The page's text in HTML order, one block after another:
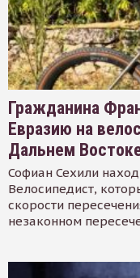
Гражданина
Евразию на
Дальнем
Софиан Сехили
Велосипедист,
скорости
незаконном